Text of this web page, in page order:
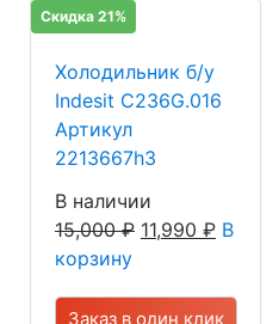
Скидка 21%
Холодильник б/у
Indesit C236G.016
Артикул
2213667h3
В наличии
15,000₽ 11,990 ₽ В
корзину
Заказ в один клик